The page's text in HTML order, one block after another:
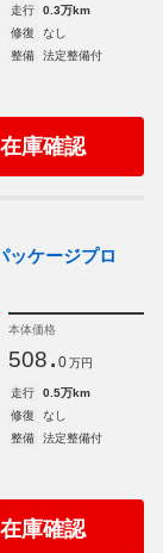
走行
0.3万km
修復
なし
整備
法定整備付
庫確認
ケージプロ
本体価格
508. 0 万円
走行
0.5万km
修復
なし
整備
法定整備付
庫確認